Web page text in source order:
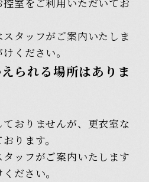
タッフがご案内いたしま
ください。
られる場所はありま
おりませんが、更衣室な
ります。
ッフがご案内いたします
ださい。